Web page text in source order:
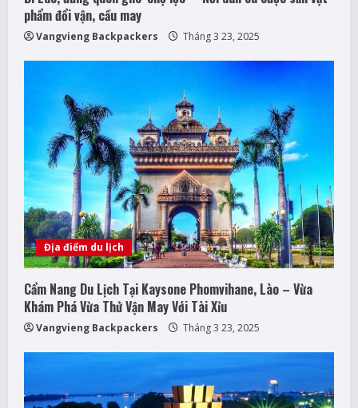
phẩm đổi vận, cầu may
Vangvieng Backpackers Tháng 3 23, 2025
Địa điểm du lịch
Cẩm Nang Du Lịch Tại Kaysone Phomvihane, Lào – Vừa
Khám Phá Vừa Thử Vận May Với Tài Xỉu
Vangvieng Backpackers Tháng 3 23, 2025